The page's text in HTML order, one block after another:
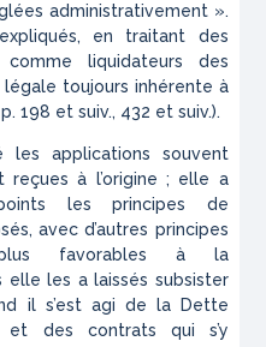
administrativement».
expliqués, en traitant
des
liquidateurs des
légale toujours inhérente à
198 et suiv., 432 et suiv.).
les applications souvent
reçues à l’origine ; elle a
les principes de
avec d’autres principes
favorables à la
elle les a laissés subsister
il s’est agi de la Dette
et des contrats
qui s’y